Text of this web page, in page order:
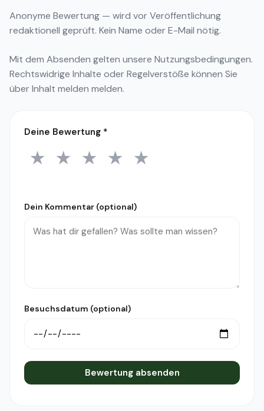
Anonyme Bewertung — wird vor Veröffentlichung
redaktionell geprüft. Kein Name oder E-Mail nötig.
Mit dem Absenden gelten unsere Nutzungsbedingungen.
Rechtswidrige Inhalte oder Regelverstöße können Sie
überInhalt melden melden.
Deine Bewertung *
1 Stern
★ 2 Sterne
★ 3 Sterne
★ 4 Sterne
★ 5 Sterne
★
Dein Kommentar (optional)
Besuchsdatum (optional)
Bewertung absenden